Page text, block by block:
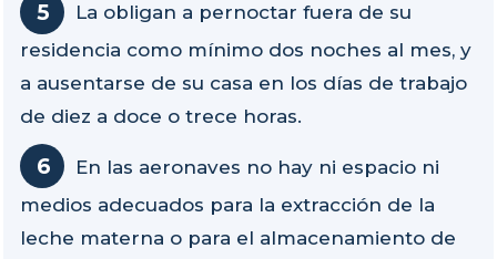
La obligan a pernoctar fuera de su
residencia como mínimo dos noches al mes, y
a ausentarse de su casa en los días de trabajo
de diez a doce o trece horas.
En las aeronaves no hay ni espacio ni
medios adecuados para la extracción de la
leche materna o para el almacenamiento de